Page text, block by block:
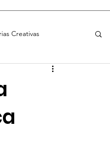
Creativas